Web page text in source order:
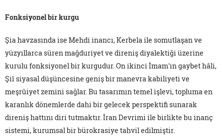
Fonksiyonel bir kurgu
Şia havzasında ise Mehdi inancı, Kerbela ile somutlaşan ve
yüzyıllarca süren mağduriyet ve direniş diyalektiği üzerine
kurulu fonksiyonel bir kurgudur. On ikinci İmam'ın gaybet hâli,
Şiî siyasal düşüncesine geniş bir manevra kabiliyeti ve
meşrûiyet zemini sağlar. Bu tasarımın temel işlevi, topluma en
karanlık dönemlerde dahi bir gelecek perspektifi sunarak
direniş hattını diri tutmaktır. İran Devrimi ile birlikte bu inanç
sistemi, kurumsal bir bürokrasiye tahvil edilmiştir.